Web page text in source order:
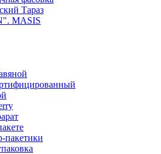
Тараз
MASIS
пакетики